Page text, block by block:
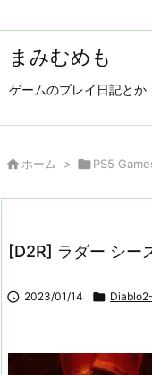
まみむめも
ゲームのプレイ日記とか
 ホーム > PS5
[D2R] ラダー シー
 2023/01/14 